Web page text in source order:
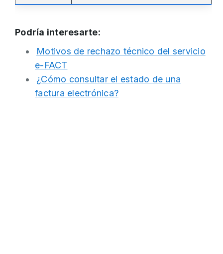
Podría interesarte:
Motivos de rechazo técnico del servicio
e-FACT
¿Cómo consultar el estado de una
factura electrónica?